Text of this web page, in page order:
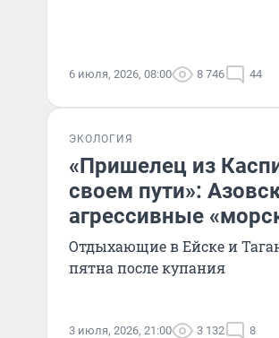
6 июля, 2026, 08:00 8 746 44
ЭКОЛОГИЯ
«Пришелец из
своем пути»:
агрессивные
Отдыхающие в Ейске и
пятна после купания
3 июля, 2026, 21:00 3 132 8